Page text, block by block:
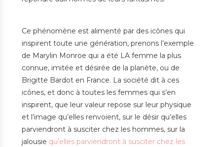
Ce phénomène est alimenté par des icônes qui
inspirent toute une génération, prenons l’exemple
de Marylin Monroe qui a été LA femme la plus
connue, imitée et désirée de la planète, ou de
Brigitte Bardot en France. La société dit à ces
icônes, et donc à toutes les femmes qui s’en
inspirent, que leur valeur repose sur leur physique
et l’image qu’elles renvoient, sur le désir qu’elles
parviendront à susciter chez les hommes, sur la
jalousie qu’elles parviendront à susciter chez les